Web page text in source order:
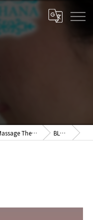
銀座のオイルマッサージならCOHANA Massage Therapy BLOG